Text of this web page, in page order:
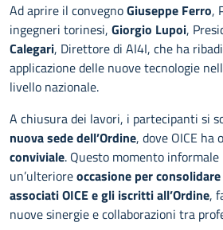
Ad aprire il convegnoGiuseppe Ferro,
ingegneri torinesi, Giorgio Lupoi,
Calegari, Direttore di AI4I, che ha
applicazione delle nuove tecnologie
livello nazionale.
A chiusura dei lavori, i partecipanti si
nuova sede dell’Ordine, dove OICE ha
conviviale. Questo momento
un’ulterioreoccasione per
associati OICE e gli iscritti all’Ordine,
nuove sinergie e collaborazioni tra